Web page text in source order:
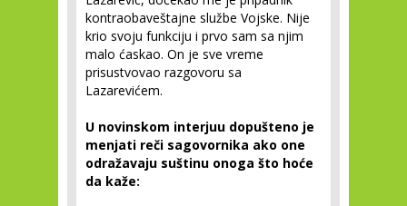
kontraobaveštajne službe Vojske. Nije
krio svoju funkciju i prvo sam sa njim
malo ćaskao. On je sve vreme
prisustvovao razgovoru sa
Lazarevićem.
U novinskom interjuu dopušteno je
menjati reči sagovornika ako one
odražavaju suštinu onoga što hoće
da kaže: